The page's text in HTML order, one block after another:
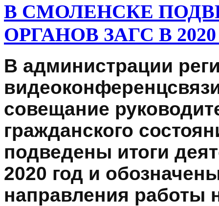
В СМОЛЕНСКЕ
ОРГАНОВ ЗАГС В
В администрации
совещание
гражданского
подведены итоги
2020 год и
направления работы